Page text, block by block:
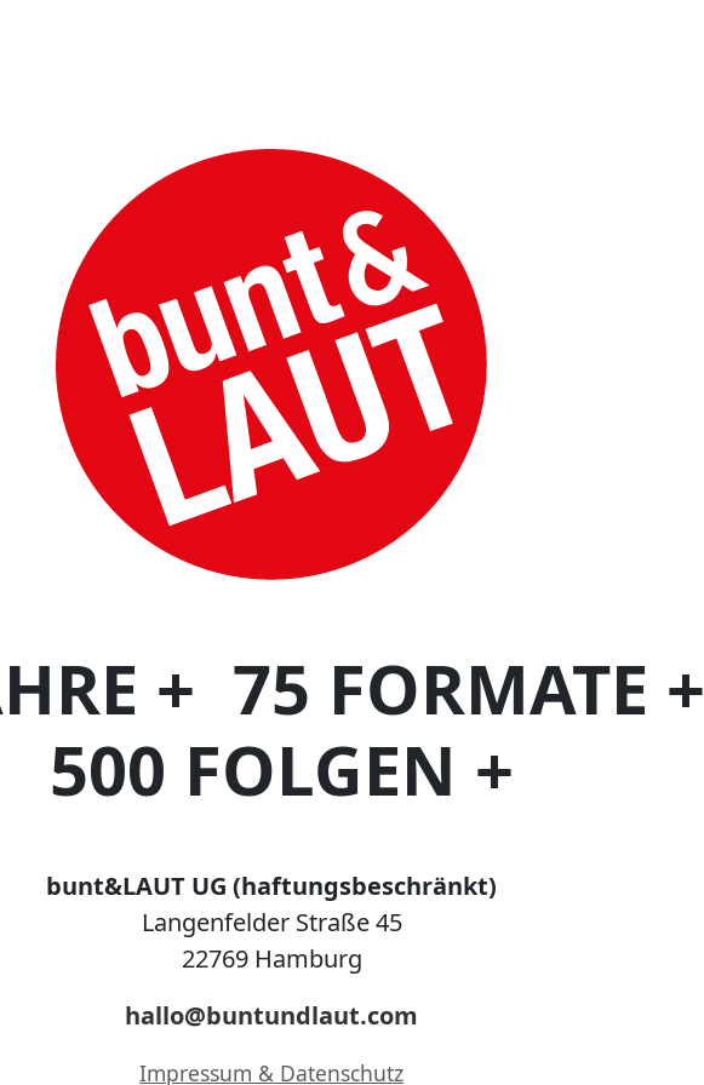
bunt&LAUT UG
+ 75 FORMATE +
500 FOLGEN +
bunt&LAUT UG (haftungsbeschränkt)
Langenfelder Straße 45
22769 Hamburg
hallo@buntundlaut.com
Impressum & Datenschutz